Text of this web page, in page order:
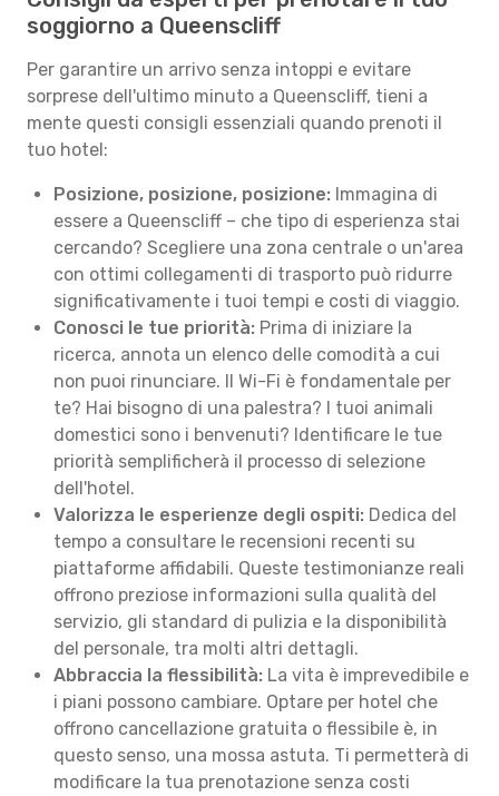
soggiorno a Queenscliff
Per garantire un arrivo senza intoppi e evitare
sorprese dell'ultimo minuto a Queenscliff, tieni a
mente questi consigli essenziali quando prenoti il
tuo hotel:
Posizione, posizione, posizione: Immagina di
essere a Queenscliff – che tipo di esperienza stai
cercando? Scegliere una zona centrale o un'area
con ottimi collegamenti di trasporto può ridurre
significativamente i tuoi tempi e costi di viaggio.
Conosci le tue priorità: Prima di iniziare la
ricerca, annota un elenco delle comodità a cui
non puoi rinunciare. Il Wi-Fi è fondamentale per
te? Hai bisogno di una palestra? I tuoi animali
domestici sono i benvenuti? Identificare le tue
priorità semplificherà il processo di selezione
dell'hotel.
Valorizza le esperienze degli ospiti: Dedica del
tempo a consultare le recensioni recenti su
piattaforme affidabili. Queste testimonianze reali
offrono preziose informazioni sulla qualità del
servizio, gli standard di pulizia e la disponibilità
del personale, tra molti altri dettagli.
Abbraccia la flessibilità: La vita è imprevedibile e
i piani possono cambiare. Optare per hotel che
offrono cancellazione gratuita o flessibile è, in
questo senso, una mossa astuta. Ti permetterà di
modificare la tua prenotazione senza costi